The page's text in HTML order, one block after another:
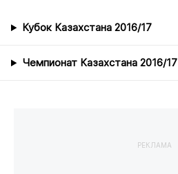
Кубок Казахстана 2016/17
Чемпионат Казахстана 2016/17
РЕКЛАМА